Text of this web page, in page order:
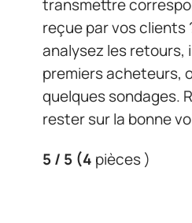
transmettre
reçue par vos clients
analysez les retours,
premiers acheteurs,
quelques sondages.
rester sur la bonne
5/ 5 (4 pièces )